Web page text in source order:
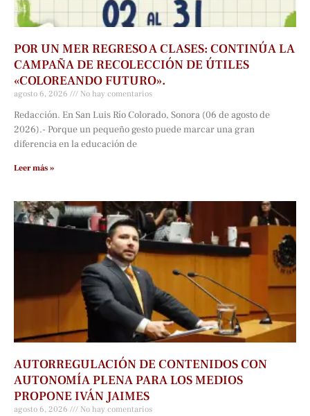
POR UN MER REGRESO A CLASES: CONTINÚA LA
CAMPAÑA DE RECOLECCIÓN DE ÚTILES
«COLOREANDO FUTURO».
agosto 6, 2026 No hay comentarios
Redacción. En San Luis Río Colorado, Sonora (06 de agosto de
2026).- Porque un pequeño gesto puede marcar una gran
diferencia en la educación de
Leer más »
AUTORREGULACIÓN DE CONTENIDOS CON
AUTONOMÍA PLENA PARA LOS MEDIOS
PROPONE IVÁN JAIMES
agosto 6, 2026 No hay comentarios